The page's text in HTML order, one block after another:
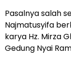
Pasalnya salah
Najmatusyifa
karya Hz. Mirza
Gedung Nyai